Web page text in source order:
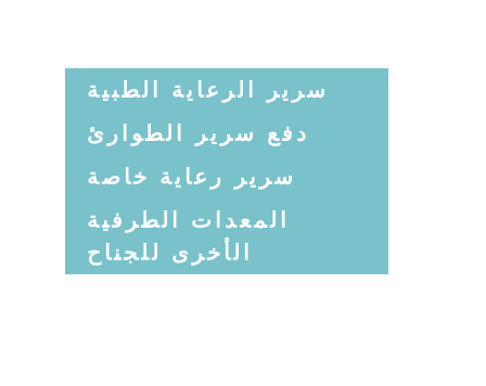
سرير الرعاية الطبية
دفع سرير الطوارئ
سرير رعاية خاصة
المعدات الطرفية
الأخرى للجناح